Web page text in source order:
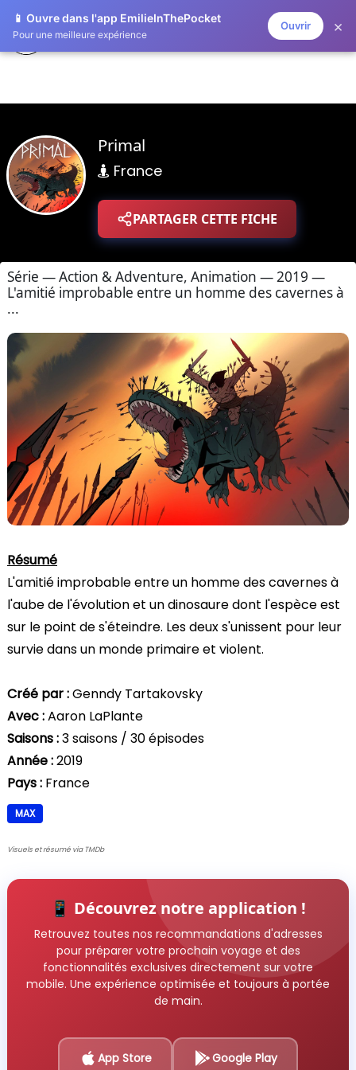
📱 Ouvre dans l'app EmilieInThePocket
Pour une meilleure expérience
Ouvrir ×
ZAPLISTOO
Primal
France
PARTAGER CETTE FICHE
Série — Action & Adventure, Animation — 2019 —
L'amitié improbable entre un homme des cavernes à
...
Résumé
L'amitié improbable entre un homme des cavernes à
l'aube de l'évolution et un dinosaure dont l'espèce est
sur le point de s'éteindre. Les deux s'unissent pour leur
survie dans un monde primaire et violent.
Créé par :Genndy Tartakovsky
Avec :Aaron LaPlante
Saisons :3 saisons / 30 épisodes
Année :2019
Pays : France
MAX
Visuels et résumé via TMDb
📱 Découvrez notre application !
Retrouvez toutes nos recommandations d'adresses
pour préparer votre prochain voyage et des
fonctionnalités exclusives directement sur votre
mobile. Une expérience optimisée et toujours à portée
de main.
App Store Google Play